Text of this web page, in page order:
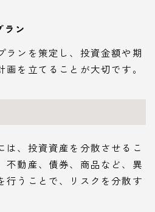
ラン
ランを策定し、投資金額や期
を立てることが大切です。
は、投資資産を分散させるこ
不動産、債券、商品など、異
行うことで、リスクを分散す